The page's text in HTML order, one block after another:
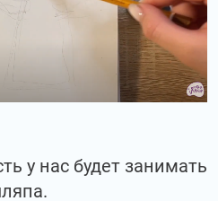
у нас будет занимать